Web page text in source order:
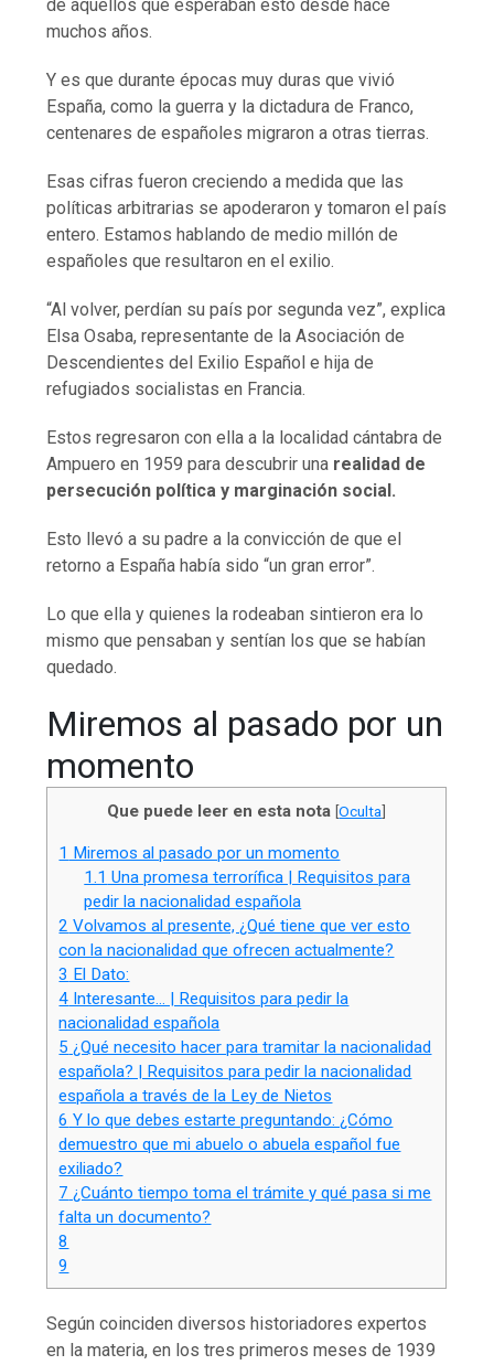
de aquellos que esperaban esto desde hace
muchos años.
Y es que durante épocas muy duras que vivió
España, como la guerra y la dictadura de Franco,
centenares de españoles migraron a otras tierras.
Esas cifras fueron creciendo a medida que las
políticas arbitrarias se apoderaron y tomaron el país
entero. Estamos hablando de medio millón de
españoles que resultaron en el exilio.
“Al volver, perdían su país por segunda vez”, explica
Elsa Osaba, representante de la Asociación de
Descendientes del Exilio Español e hija de
refugiados socialistas en Francia.
Estos regresaron con ella a la localidad cántabra de
Ampuero en 1959 para descubrir una realidad de
persecución política y marginación social.
Esto llevó a su padre a la convicción de que el
retorno a España había sido “un gran error”.
Lo que ella y quienes la rodeaban sintieron era lo
mismo que pensaban y sentían los que se habían
quedado.
Miremos al pasado por un
momento
Que puede leer en esta nota [Oculta]
1 Miremos al pasado por un momento
1.1 Una promesa terrorífica | Requisitos para
pedir la nacionalidad española
2 Volvamos al presente, ¿Qué tiene que ver esto
con la nacionalidad que ofrecen actualmente?
3 El Dato:
4 Interesante… | Requisitos para pedir la
nacionalidad española
5 ¿Qué necesito hacer para tramitar la nacionalidad
española? | Requisitos para pedir la nacionalidad
española a través de la Ley de Nietos
6 Y lo que debes estarte preguntando: ¿Cómo
demuestro que mi abuelo o abuela español fue
exiliado?
7 ¿Cuánto tiempo toma el trámite y qué pasa si me
falta un documento?
8
9
Según coinciden diversos historiadores expertos
en la materia, en los tres primeros meses de 1939